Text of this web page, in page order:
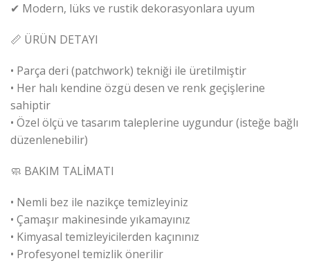
✔ Modern, lüks ve rustik dekorasyonlara uyum
📏 ÜRÜN DETAYI
• Parça deri (patchwork) tekniği ile üretilmiştir
• Her halı kendine özgü desen ve renk geçişlerine
sahiptir
• Özel ölçü ve tasarım taleplerine uygundur (isteğe bağlı
düzenlenebilir)
🧼 BAKIM TALİMATI
• Nemli bez ile nazikçe temizleyiniz
• Çamaşır makinesinde yıkamayınız
• Kimyasal temizleyicilerden kaçınınız
• Profesyonel temizlik önerilir